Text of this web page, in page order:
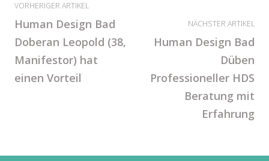
VORHERIGER ARTIKEL
Human Design Bad
Doberan Leopold (38,
Manifestor) hat
einen Vorteil
NÄCHSTER ARTIKEL
Human Design Bad
Düben
Professioneller HDS
Beratung mit
Erfahrung